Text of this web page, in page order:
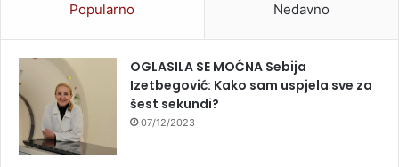
Popularno Nedavno
OGLASILA SE MOĆNA Sebija
Izetbegović: Kako sam uspjela sve za
šest sekundi?
07/12/2023